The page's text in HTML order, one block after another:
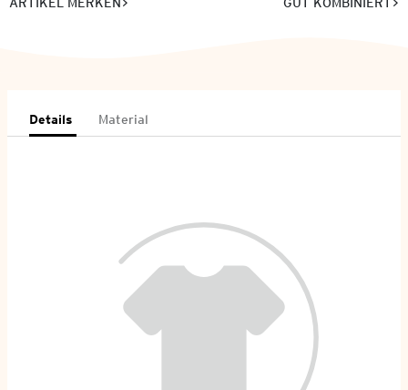
Details Material